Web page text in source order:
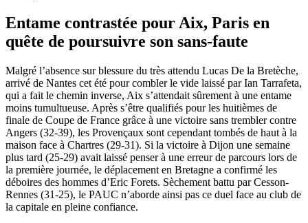
Entame contrastée pour Aix, Paris en
quête de poursuivre son sans-faute
Malgré l’absence sur blessure du très attendu Lucas De la Bretèche,
arrivé de Nantes cet été pour combler le vide laissé par Ian Tarrafeta,
qui a fait le chemin inverse, Aix s’attendait sûrement à une entame
moins tumultueuse. Après s’être qualifiés pour les huitièmes de
finale de Coupe de France grâce à une victoire sans trembler contre
Angers (32-39), les Provençaux sont cependant tombés de haut à la
maison face à Chartres (29-31). Si la victoire à Dijon une semaine
plus tard (25-29) avait laissé penser à une erreur de parcours lors de
la première journée, le déplacement en Bretagne a confirmé les
déboires des hommes d’Eric Forets. Sèchement battu par Cesson-
Rennes (31-25), le PAUC n’aborde ainsi pas ce duel face au club de
la capitale en pleine confiance.